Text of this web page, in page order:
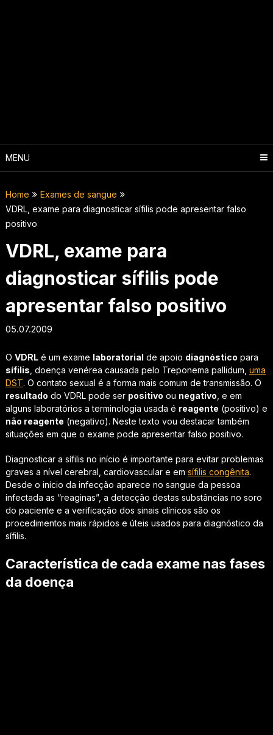
MENU
Home
Exames de sangue
VDRL, exame para diagnosticar sífilis pode apresentar falso
positivo
VDRL, exame para
diagnosticar sífilis pode
apresentar falso positivo
05.07.2009
O VDRLé um exame laboratorial de apoio diagnóstico para
sífilis , doença venérea causada pelo Treponema pallidum uma
DST. O contato sexual é a forma mais comum de transmissão. O
resultado do VDRL pode ser positivo ou negativo , e em
alguns laboratórios a terminologia usada é reagente (positivo) e
não reagente (negativo). Neste texto vou destacar também
situações em que o exame pode apresentar falso positivo.
Diagnosticar a sífilis no início é importante para evitar problemas
graves a nível cerebral, cardiovascular e em sífilis congênita.
Desde o início da infecção aparece no sangue da pessoa
infectada as “reaginas”, a detecção destas substâncias no soro
do paciente e a verificação dos sinais clínicos são os
procedimentos mais rápidos e úteis usados para diagnóstico da
sífilis.
Característica de cada exame nas fases
da doença